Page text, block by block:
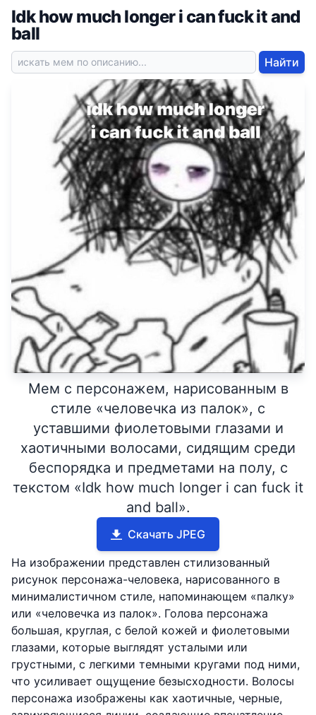
Idk how much longer i can fuck it and
ball
Найти
Мем с персонажем, нарисованным в
стиле «человечка из палок», с
уставшими фиолетовыми глазами и
хаотичными волосами, сидящим среди
беспорядка и предметами на полу, с
текстом «Idk how much longer i can fuck it
and ball».
Скачать JPEG
На изображении представлен стилизованный
рисунок персонажа-человека, нарисованного в
минималистичном стиле, напоминающем «палку»
или «человечка из палок». Голова персонажа
большая, круглая, с белой кожей и фиолетовыми
глазами, которые выглядят усталыми или
грустными, с легкими темными кругами под ними,
что усиливает ощущение безысходности. Волосы
персонажа изображены как хаотичные, черные,